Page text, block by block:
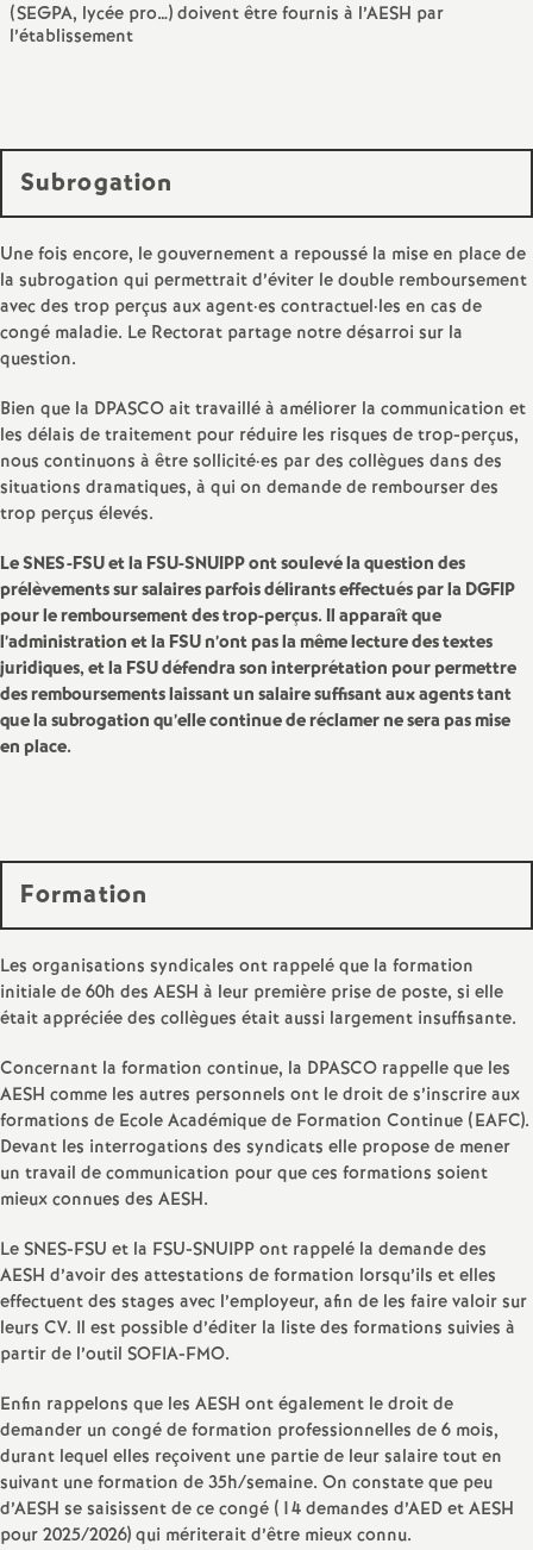
(SEGPA, lycée pro…) doivent être fournis à l’AESH par
l’établissement
Subrogation
Une fois encore, le gouvernement a repoussé la mise en place de
la subrogation qui permettrait d’éviter le double remboursement
avec des trop perçus aux agent·es contractuel·les en cas de
congé maladie. Le Rectorat partage notre désarroi sur la
question.
Bien que la DPASCO ait travaillé à améliorer la communication et
les délais de traitement pour réduire les risques de trop-perçus,
nous continuons à être sollicité·es par des collègues dans des
situations dramatiques, à qui on demande de rembourser des
trop perçus élevés.
Le SNES-FSU et la FSU-SNUIPP ont soulevé la question des
prélèvements sur salaires parfois délirants effectués par la DGFIP
pour le remboursement des trop-perçus. Il apparaît que
l’administration et la FSU n’ont pas la même lecture des textes
juridiques, et la FSU défendra son interprétation pour permettre
des remboursements laissant un salaire suffisant aux agents tant
que la subrogation qu’elle continue de réclamer ne sera pas mise
en place.
Formation
Les organisations syndicales ont rappelé que la formation
initiale de 60h des AESH à leur première prise de poste, si elle
était appréciée des collègues était aussi largement insuffisante.
Concernant la formation continue, la DPASCO rappelle que les
AESH comme les autres personnels ont le droit de s’inscrire aux
formations de Ecole Académique de Formation Continue (EAFC).
Devant les interrogations des syndicats elle propose de mener
un travail de communication pour que ces formations soient
mieux connues des AESH.
Le SNES-FSU et la FSU-SNUIPP ont rappelé la demande des
AESH d’avoir des attestations de formation lorsqu’ils et elles
effectuent des stages avec l’employeur, afin de les faire valoir sur
leurs CV. Il est possible d’éditer la liste des formations suivies à
partir de l’outil SOFIA-FMO.
Enfin rappelons que les AESH ont également le droit de
demander un congé de formation professionnelles de 6 mois,
durant lequel elles reçoivent une partie de leur salaire tout en
suivant une formation de 35h/semaine. On constate que peu
d’AESH se saisissent de ce congé (14 demandes d’AED et AESH
pour 2025/2026) qui mériterait d’être mieux connu.